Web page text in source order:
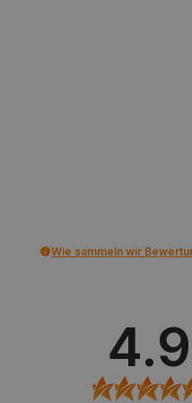
Wie sammeln wir
4.9